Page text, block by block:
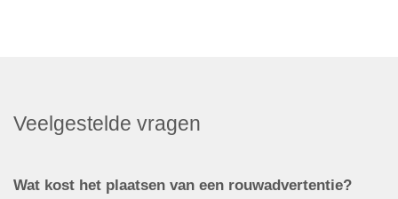
Veelgestelde vragen
Wat kost het plaatsen van een rouwadvertentie?